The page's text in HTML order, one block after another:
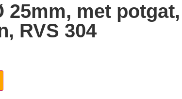
met potgat,
RVS 304